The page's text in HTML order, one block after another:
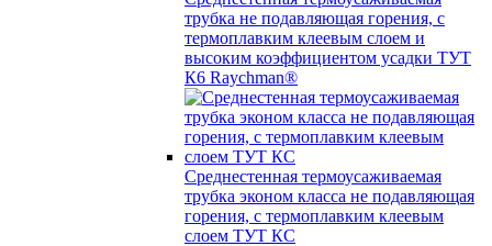
трубка не подавляющая горения, с
термоплавким клеевым слоем и
высоким коэффициентом усадки ТУТ
К6 Raychman®
Среднестенная термоусаживаемая
трубка эконом класса не подавляющая
горения, с термоплавким клеевым
слоем ТУТ КС